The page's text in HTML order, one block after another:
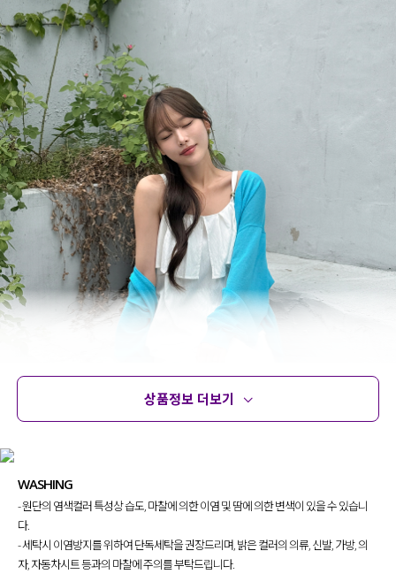
상품정보 더보기
WASHING
- 원단의 염색컬러 특성상 습도, 마찰에 의한 이염 및 땀에 의한 변색이 있을 수 있습니
다.
- 세탁시 이염방지를 위하여 단독세탁을 권장드리며, 밝은 컬러의 의류, 신발, 가방, 의
자, 자동차시트 등과의 마찰에 주의를 부탁드립니다.